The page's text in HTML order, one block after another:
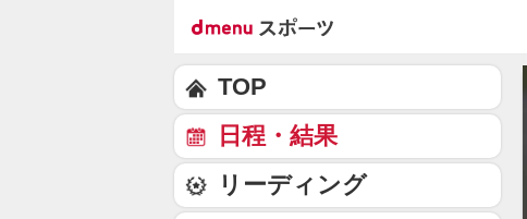
TOP
日程・結果
リーディング